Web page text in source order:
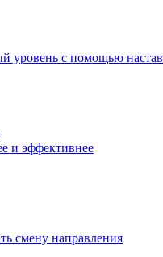
уровень с помощью
и эффективнее
смену направления